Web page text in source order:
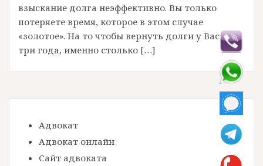
взыскание долга неэффективно. Вы только
потеряете время, которое в этом случае
«золотое». На то чтобы вернуть долги у Вас есть
три года, именно столько […]
Адвокат
Адвокат онлайн
Сайт адвоката